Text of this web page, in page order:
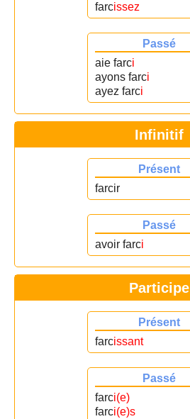
farcissez
Passé
aie farci
ayons farci
ayez farci
Infinitif
Présent
farcir
Passé
avoir farci
Participe
Présent
farcissant
Passé
farci(e)
farci(e)s